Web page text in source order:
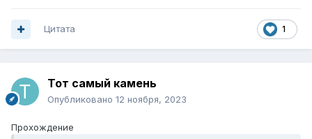
1
Цитата
Тот самый камень
Опубликовано 12 ноября, 2023
Прохождение